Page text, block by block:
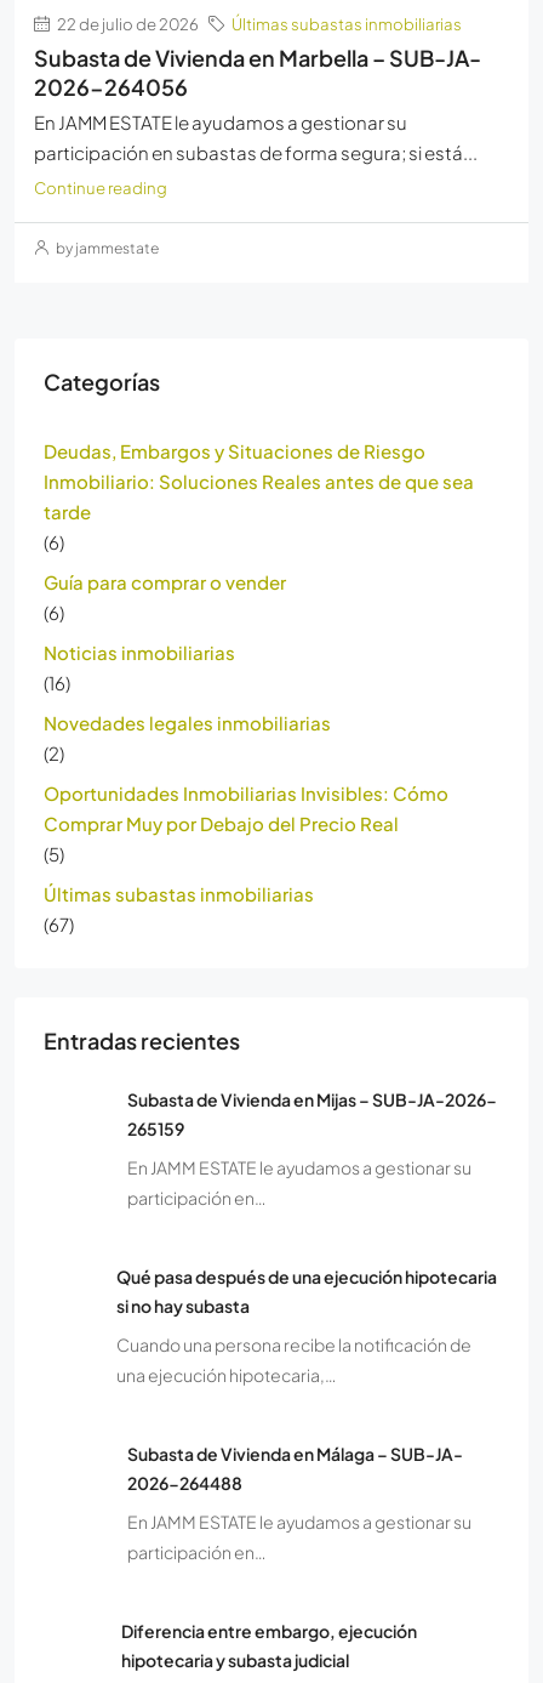
22 de julio de 2026 Últimas subastas inmobiliarias
Subasta de Vivienda en Marbella – SUB-JA-
2026-264056
En JAMM ESTATE le ayudamos a gestionar su
participación en subastas de forma segura; si está...
Continue reading
by jammestate
Categorías
Deudas, Embargos y Situaciones de Riesgo
Inmobiliario: Soluciones Reales antes de que sea
tarde
(6)
Guía para comprar o vender
(6)
Noticias inmobiliarias
(16)
Novedades legales inmobiliarias
(2)
Oportunidades Inmobiliarias Invisibles: Cómo
Comprar Muy por Debajo del Precio Real
(5)
Últimas subastas inmobiliarias
(67)
Entradas recientes
Subasta de Vivienda en Mijas – SUB-JA-2026-
265159
En JAMM ESTATE le ayudamos a gestionar su
participación en…
Qué pasa después de una ejecución hipotecaria
si no hay subasta
Cuando una persona recibe la notificación de
una ejecución hipotecaria,…
Subasta de Vivienda en Málaga – SUB-JA-
2026-264488
En JAMM ESTATE le ayudamos a gestionar su
participación en…
Diferencia entre embargo, ejecución
hipotecaria y subasta judicial